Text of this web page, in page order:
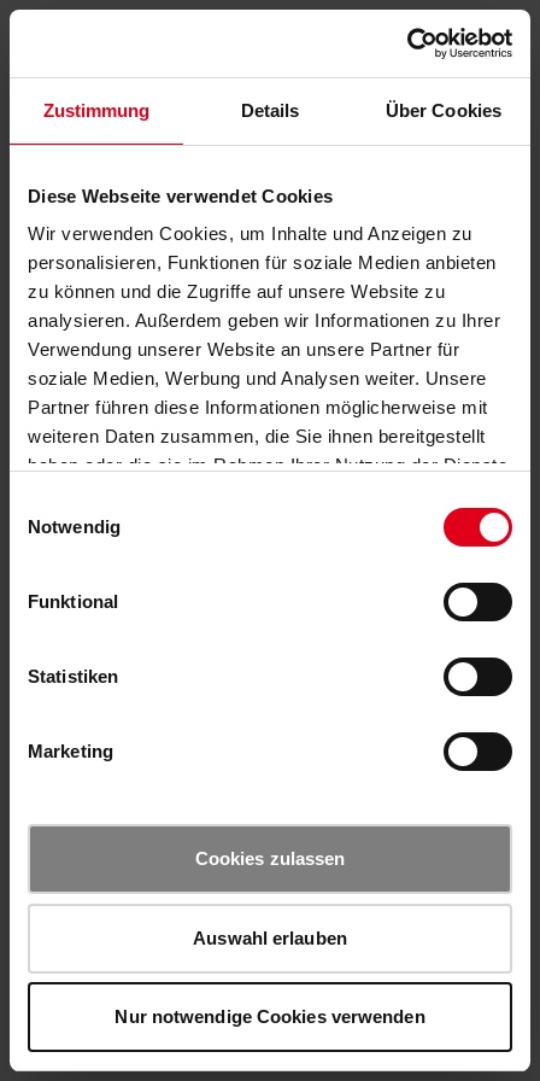
Zustimmung Details Über Cookies
Diese Webseite verwendet Cookies
Wir verwenden Cookies, um Inhalte und Anzeigen zu
personalisieren, Funktionen für soziale Medien anbieten
zu können und die Zugriffe auf unsere Website zu
analysieren. Außerdem geben wir Informationen zu Ihrer
Verwendung unserer Website an unsere Partner für
soziale Medien, Werbung und Analysen weiter. Unsere
Partner führen diese Informationen möglicherweise mit
weiteren Daten zusammen, die Sie ihnen bereitgestellt
haben oder die sie im Rahmen Ihrer Nutzung der Dienste
Notwendig
Funktional
Statistiken
Marketing
Cookies zulassen
Auswahl erlauben
Nur notwendige Cookies verwenden